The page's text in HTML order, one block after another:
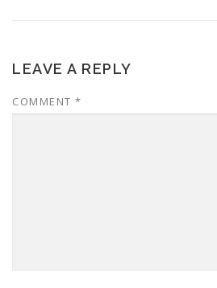
LEAVE A REPLY
COMMENT *